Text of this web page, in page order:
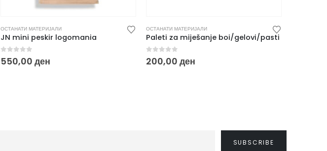
ОСТАНАТИ МАТЕРИЈАЛИ
JN mini peskir logomania
0out of 5
550,00 ден
ОСТАНАТИ МАТЕРИЈАЛИ
Paleti za miješanje boi/gelovi/pasti
0 out of 5
200,00 ден